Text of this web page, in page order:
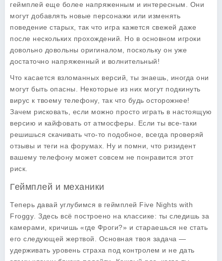
геймплей еще более напряженным и интересным. Они
могут добавлять новые персонажи или изменять
поведение старых, так что игра кажется свежей даже
после нескольких прохождений. Но в основном игроки
довольно довольны оригиналом, поскольку он уже
достаточно напряженный и волнительный!
Что касается взломанных версий, ты знаешь, иногда они
могут быть опасны. Некоторые из них могут подкинуть
вирус к твоему телефону, так что будь осторожнее!
Зачем рисковать, если можно просто играть в настоящую
версию и кайфовать от атмосферы. Если ты все-таки
решишься скачивать что-то подобное, всегда проверяй
отзывы и теги на форумах. Ну и помни, что ризидент
вашему телефону может совсем не понравится этот
риск.
Геймплей и механики
Теперь давай углубимся в геймплей Five Nights with
Froggy . Здесь всё построено на классике: ты следишь за
камерами, кричишь «где Фроги?» и стараешься не стать
его следующей жертвой. Основная твоя задача —
удерживать уровень страха под контролем и не дать